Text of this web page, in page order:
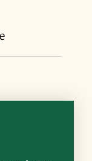
celu